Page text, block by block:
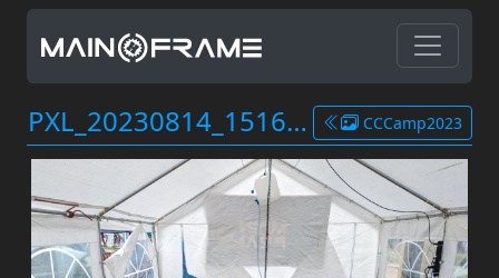
PXL_20230814_151651802.jpg CCCamp2023